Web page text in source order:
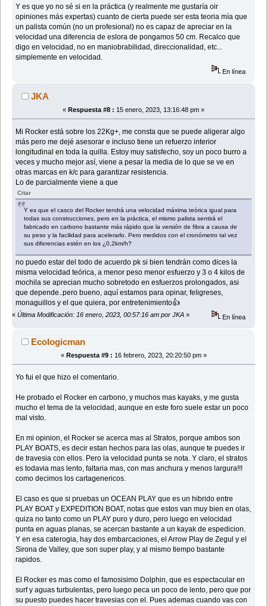
Y es que yo no sé si en la práctica (y realmente me gustaría oir
opiniones más expertas) cuanto de cierta puede ser esta teoria mía que
un palista común (no un profesional) no es capaz de apreciar en la
velocidad una diferencia de eslora de pongamos 50 cm. Recalco que
digo en velocidad, no en maniobrabilidad, direccionalidad, etc...
simplemente en velocidad.
En línea
JKA
« Respuesta #8 : 15 enero, 2023, 13:16:48 pm »
Mi Rocker está sobre los 22Kg+, me consta que se puede aligerar algo
más pero me dejé asesorar e incluso tiene un refuerzo interior
longitudinal en toda la quilla. Estoy muy satisfecho, soy un poco burro a
veces y mucho mejor así, viene a pesar la media de lo que se ve en
otras marcas en k/c para garantizar resistencia.
Lo de parcialmente viene a que
Citar
Y es que el casco del Rocker tendrá una velocidad máxima teórica igual para
todas sus construcciones, pero en la práctica, el mismo palista sentirá el
fabricado en carbono bastante más rápido que la versión de fibra a causa de
su peso y la facilidad para acelerarlo. Pero medidos con el cronómetro tal vez
sus diferencias estén en los ¿0,2km/h?
no puedo estar del todo de acuerdo pk si bien tendrán como dices la
misma velocidad teórica, a menor peso menor esfuerzo y 3 o 4 kilos de
mochila se aprecian mucho sobretodo en esfuerzos prolongados, asi
que depende..pero bueno, aquí estamos para opinar, feligreses,
monaguillos y el que quiera, por entretenimiento👍
« Última Modificación: 16 enero, 2023, 00:57:16 am por JKA » En línea
Ecologicman
« Respuesta #9 : 16 febrero, 2023, 20:20:50 pm »
Yo fui el que hizo el comentario.
He probado el Rocker en carbono, y muchos mas kayaks, y me gusta
mucho el tema de la velocidad, aunque en este foro suele estar un poco
mal visto.
En mi opinion, el Rocker se acerca mas al Stratos, porque ambos son
PLAY BOATS, es decir estan hechos para las olas, aunque te puedes ir
de travesia con ellos. Pero la velocidad punta se nota. Y claro, el stratos
es todavia mas lento, faltaria mas, con mas anchura y menos largura!!!
como decimos los cartagenericos.
El caso es que si pruebas un OCEAN PLAY que es un hibrido entre
PLAY BOAT y EXPEDITION BOAT, notas que estos van muy bien en olas,
quiza no tanto como un PLAY puro y duro, pero luego en velocidad
punta en aguas planas, se acercan bastante a un kayak de espedicion.
Y en esa caterogia, hay dos embarcaciones, el Arrow Play de Zegul y el
Sirona de Valley, que son super play, y al mismo tiempo bastante
rapidos.
El Rocker es mas como el famosisimo Dolphin, que es espectacular en
surf y aguas turbulentas, pero luego peca un poco de lento, pero que por
su puesto puedes hacer travesias con el. Pues ademas cuando vas con